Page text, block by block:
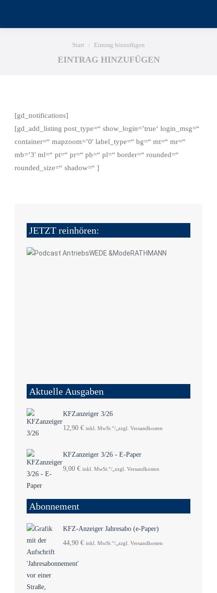
Sie befinden sich hier:
Start Eintrag hinzufügen
EINTRAG HINZUFÜGEN
[gd_notifications]
[gd_add_listing post_type=“ show_login=’true‘ login_msg=“
container=“ mapzoom=’0′ label_type=“ bg=“ mt=“ mr=“
mb=’3′ ml=“ pt=“ pr=“ pb=“ pl=“ border=“ rounded=“
rounded_size=“ shadow=“ ]
JETZT reinhören:
Aktuelle Ausgaben
KFZanzeiger 3/26
12,90 € inkl. MwSt.“/„zzgl. Versandkosten
KFZanzeiger 3/26 - E-Paper
9,00 € inkl. MwSt.“/„zzgl. Versandkosten
Abonnement
KFZ-Anzeiger Jahresabo (e-Paper)
44,90 € inkl. MwSt.“/„zzgl. Versandkosten